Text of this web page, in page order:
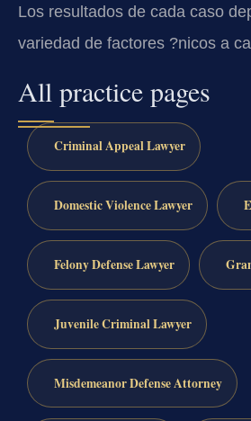
Los resultados de cada caso
variedad de factores ?nicos a
All practice pages
Criminal Appeal Lawyer
Domestic Violence Lawyer
Felony Defense Lawyer
Juvenile Criminal Lawyer
Misdemeanor Defense Attorney